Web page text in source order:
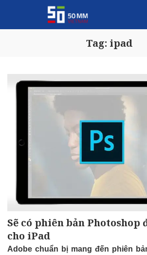
Tag: ipad
Sẽ có phiên bản Photoshop
cho iPad
Adobe chuẩn bị mang đến phiên